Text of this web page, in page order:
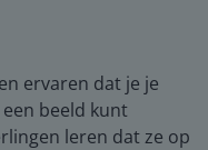
ervaren dat je je
beeld kunt
leren dat ze op